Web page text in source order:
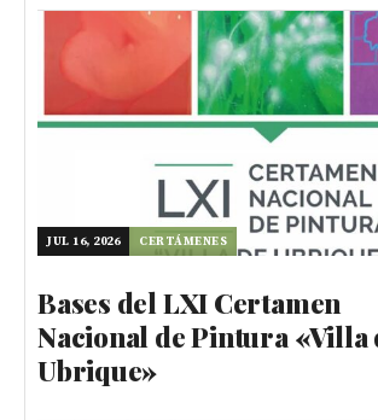
JUL 16, 2026 CERTÁMENES
Bases del LXI Certamen
Nacional de Pintura «Villa
Ubrique»